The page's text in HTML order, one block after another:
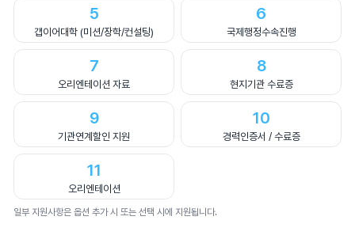
5
갭이어대학 (미션/장학/컨설팅)
6
국제행정수속진행
7
오리엔테이션 자료
8
현지기관 수료증
9
기관연계할인 지원
10
경력인증서 / 수료증
11
오리엔테이션
일부 지원사항은 옵션 추가 시 또는 선택 시에 지원됩니다.